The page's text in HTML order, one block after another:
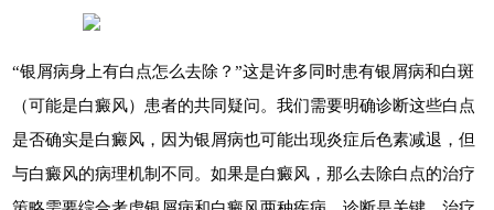
“银屑病身上有白点怎么去除？”这是许多同时患有银屑病和白斑
（可能是白癜风）患者的共同疑问。我们需要明确诊断这些白点
是否确实是白癜风，因为银屑病也可能出现炎症后色素减退，但
与白癜风的病理机制不同。如果是白癜风，那么去除白点的治疗